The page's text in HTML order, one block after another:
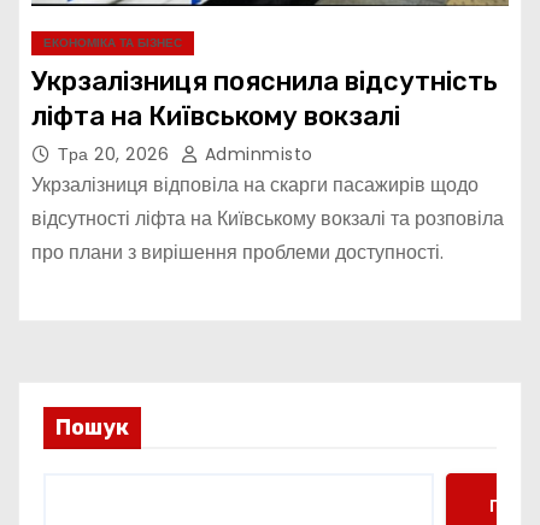
ЕКОНОМІКА ТА БІЗНЕС
Укрзалізниця пояснила відсутність
ліфта на Київському вокзалі
Тра 20, 2026 Adminmisto
Укрзалізниця відповіла на скарги пасажирів щодо
відсутності ліфта на Київському вокзалі та розповіла
про плани з вирішення проблеми доступності.
Пошук